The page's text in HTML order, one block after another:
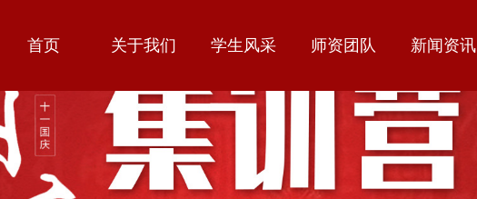
首页 关于我们 学生风采 师资团队 新闻资讯